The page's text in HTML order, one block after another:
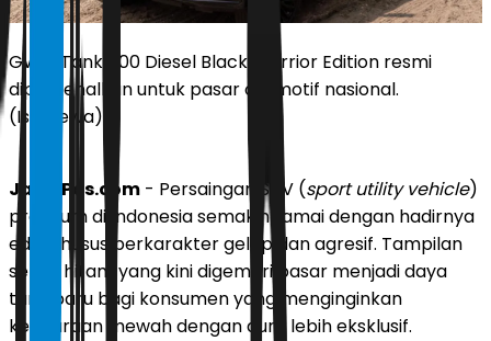
GWM Tank 500 Diesel Black Warrior Edition resmi
diperkenalkan untuk pasar otomotif nasional.
(Istimewa)
JawaPos.com - Persaingan SUV (sport utility vehicle)
premium di Indonesia semakin ramai dengan hadirnya
edisi khusus berkarakter gelap dan agresif. Tampilan
serba hitam yang kini digemari pasar menjadi daya
tarik baru bagi konsumen yang menginginkan
kendaraan mewah dengan aura lebih eksklusif.